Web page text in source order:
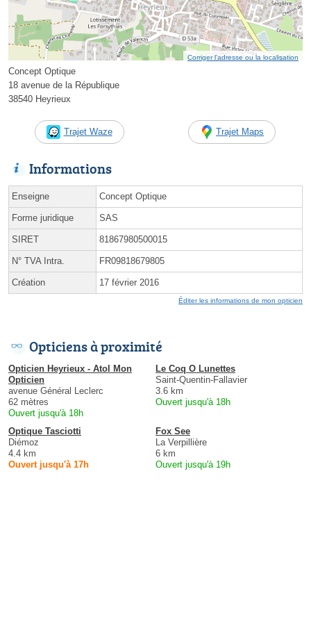
Corriger l’adresse ou la localisation
Concept Optique
18 avenue de la République
38540 Heyrieux
Trajet Waze Trajet Maps
Informations
Enseigne Concept Optique
Forme juridique SAS
SIRET 81867980500015
N° TVA Intra. FR09818679805
Création 17 février 2016
Éditer les informations de mon opticien
Opticiens à proximité
Opticien Heyrieux - Atol Mon
Opticien
avenue Général Leclerc
62 mètres
Ouvert jusqu'à 18h
Le Coq O Lunettes
Saint-Quentin-Fallavier
3.6 km
Ouvert jusqu'à 18h
Optique Tasciotti
Diémoz
4.4 km
Ouvert jusqu'à 17h
Fox See
La Verpillière
6 km
Ouvert jusqu'à 19h